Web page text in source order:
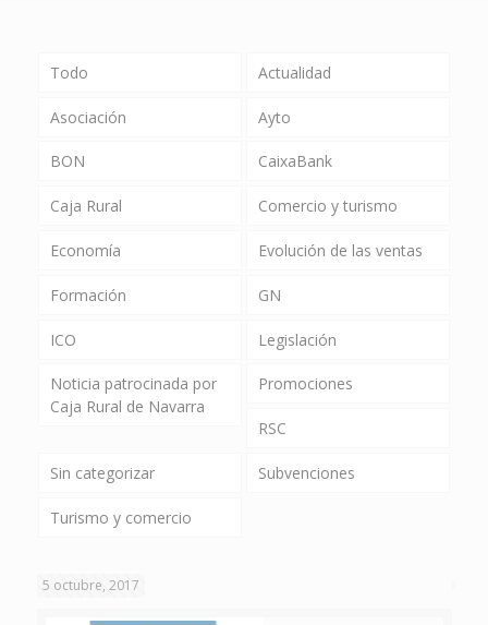
Todo Actualidad
Asociación Ayto
BON CaixaBank
Caja Rural Comercio y turismo
Economía Evolución de las ventas
Formación GN
ICO Legislación
Noticia patrocinada por
Caja Rural de Navarra
Promociones
RSC
Sin categorizar Subvenciones
Turismo y comercio
5 octubre, 2017